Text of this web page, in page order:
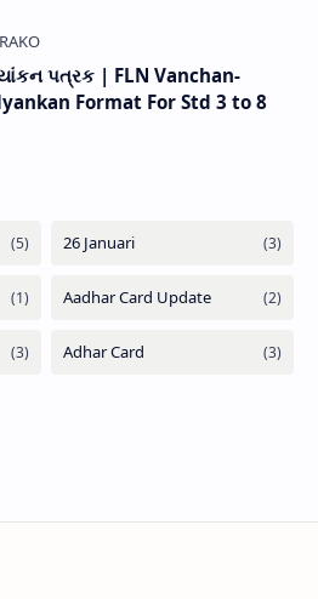
પત્રક | FLN Vanchan-
Format For Std 3 to 8